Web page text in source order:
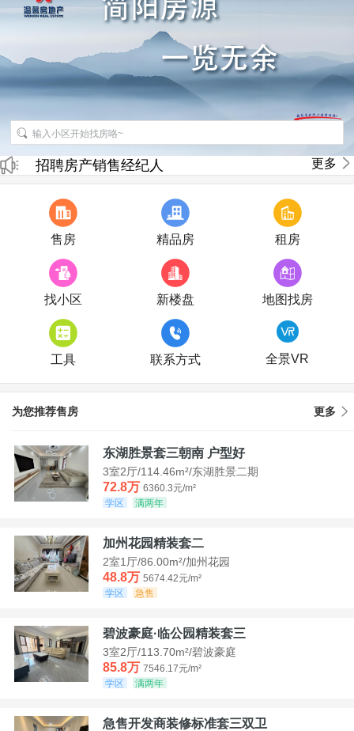
招聘房产销售经纪人
房产直播
更多
售房 精品房 租房
找小区 新楼盘 地图找房
工具 联系方式 全景VR
为您推荐售房 更多
东湖胜景套三朝南 户型好
3室2厅/114.46m²/东湖胜景二期
72.8万 6360.3元/m²
学区
满两年
加州花园精装套二
2室1厅/86.00m²/加州花园
48.8万 5674.42元/m²
学区
急售
碧波豪庭·临公园精装套三
3室2厅/113.70m²/碧波豪庭
85.8万 7546.17元/m²
学区
满两年
急售开发商装修标准套三双卫